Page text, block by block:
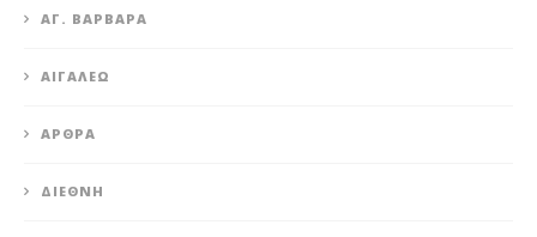
ΑΓ. ΒΑΡΒΆΡΑ
ΑΙΓΆΛΕΩ
ΆΡΘΡΑ
ΔΙΕΘΝΉ